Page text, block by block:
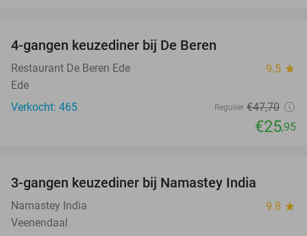
4-gangen keuzediner bij De Beren
Restaurant De Beren Ede 9.5 star
Ede
Verkocht: 465
Regulier €47,70
€25,95
3-gangen keuzediner bij Namastey India
Namastey India 9.8 star
Veenendaal